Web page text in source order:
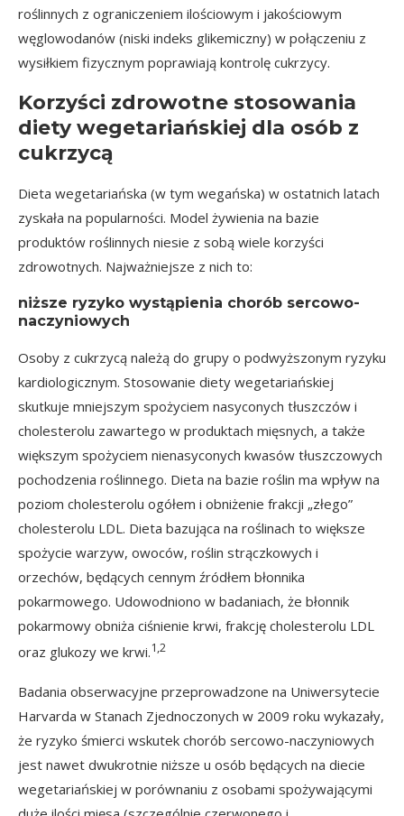
roślinnych z ograniczeniem ilościowym i jakościowym
węglowodanów (niski indeks glikemiczny) w połączeniu z
wysiłkiem fizycznym poprawiają kontrolę cukrzycy.
Korzyści zdrowotne stosowania
diety wegetariańskiej dla osób z
cukrzycą
Dieta wegetariańska (w tym wegańska) w ostatnich latach
zyskała na popularności. Model żywienia na bazie
produktów roślinnych niesie z sobą wiele korzyści
zdrowotnych. Najważniejsze z nich to:
niższe ryzyko wystąpienia chorób sercowo-
naczyniowych
Osoby z cukrzycą należą do grupy o podwyższonym ryzyku
kardiologicznym. Stosowanie diety wegetariańskiej
skutkuje mniejszym spożyciem nasyconych tłuszczów i
cholesterolu zawartego w produktach mięsnych, a także
większym spożyciem nienasyconych kwasów tłuszczowych
pochodzenia roślinnego. Dieta na bazie roślin ma wpływ na
poziom cholesterolu ogółem i obniżenie frakcji „złego”
cholesterolu LDL. Dieta bazująca na roślinach to większe
spożycie warzyw, owoców, roślin strączkowych i
orzechów, będących cennym źródłem błonnika
pokarmowego. Udowodniono w badaniach, że błonnik
pokarmowy obniża ciśnienie krwi, frakcję cholesterolu LDL
oraz glukozy we krwi.1,2
Badania obserwacyjne przeprowadzone na Uniwersytecie
Harvarda w Stanach Zjednoczonych w 2009 roku wykazały,
że ryzyko śmierci wskutek chorób sercowo-naczyniowych
jest nawet dwukrotnie niższe u osób będących na diecie
wegetariańskiej w porównaniu z osobami spożywającymi